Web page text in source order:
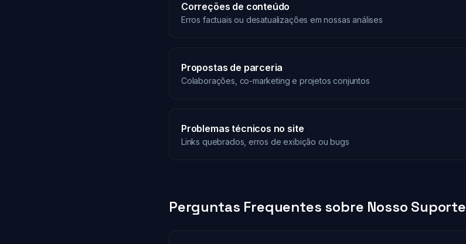
Correções de conteúdo
Erros factuais ou desatualizações em nossas análises
Propostas de parceria
Colaborações, co-marketing e projetos conjuntos
Problemas técnicos no site
Links quebrados, erros de exibição ou bugs
Perguntas Frequentes sobre Nosso Suporte